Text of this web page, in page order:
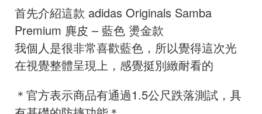
首先介紹這款 adidas Originals Samba
Premium 麂皮 – 藍色 燙金款
我個人是很非常喜歡藍色，所以覺得這次光
在視覺整體呈現上，感覺挺別緻耐看的
＊官方表示商品有通過1.5公尺跌落測試，具